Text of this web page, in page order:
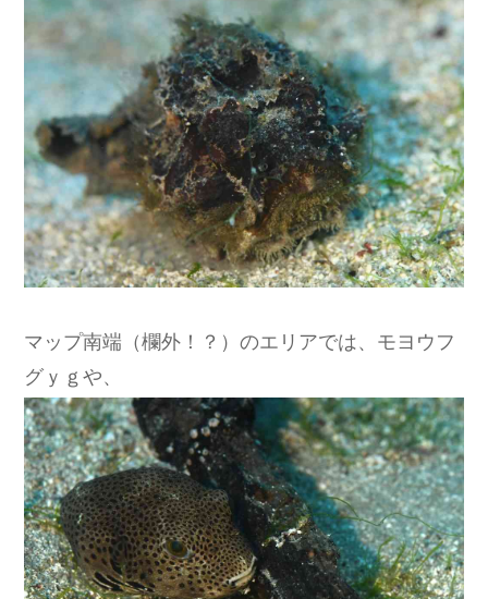
マップ南端（欄外！？）のエリアでは、モヨウフ
グｙｇや、